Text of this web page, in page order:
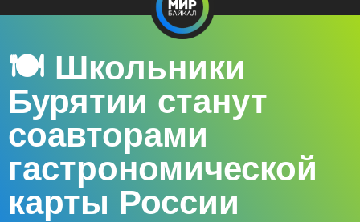
🍽 Школьники
Бурятии станут
соавторами
гастрономической
карты России